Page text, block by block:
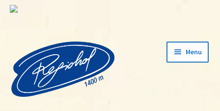
alla
navigazione
contenuto
Menu